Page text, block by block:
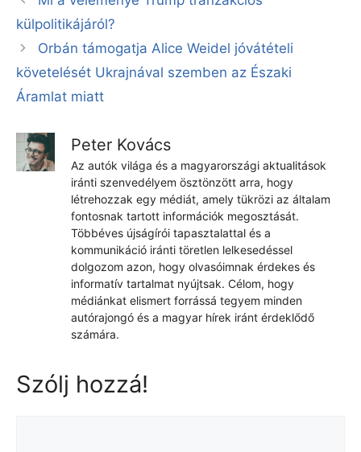
külpolitikájáról?
Orbán támogatja Alice Weidel jóvátételi
követelését Ukrajnával szemben az Északi
Áramlat miatt
Peter Kovács
Az autók világa és a magyarországi aktualitások
iránti szenvedélyem ösztönzött arra, hogy
létrehozzak egy médiát, amely tükrözi az általam
fontosnak tartott információk megosztását.
Többéves újságírói tapasztalattal és a
kommunikáció iránti töretlen lelkesedéssel
dolgozom azon, hogy olvasóimnak érdekes és
informatív tartalmat nyújtsak. Célom, hogy
médiánkat elismert forrássá tegyem minden
autórajongó és a magyar hírek iránt érdeklődő
számára.
Szólj hozzá!